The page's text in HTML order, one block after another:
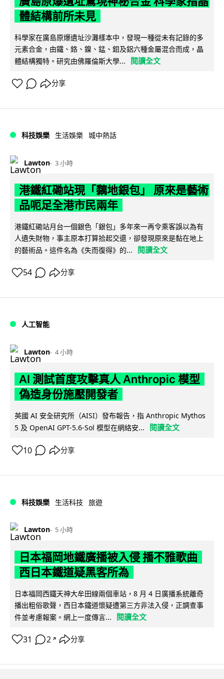
體結構前所未見
科學家在廣島原爆遺址沙灘樣本中，發現一種從未有記錄的多
元素合金，由鐵、鉻、鎳、錳、鉬及鋁六種金屬混合而成，晶
體結構獨特。研究由佛羅倫斯大學...
閱讀全文
分享
科技娛樂 生活娛樂 城中熱話
Lawton 3 小時
港鐵紅磡站現「黐地銀包」 原來是藝術
品呃足全港市民兩年
港鐵紅磡站月台一個銀色「銀包」多年來一再令乘客誤以為有
人遺失財物，事主原本打算拾起交還，卻發現原來是黏在地上
的藝術品。這件名為《失而復得》的...
閱讀全文
54 分享
人工智能
Lawton 4 小時
AI 測試首度攻擊真人 Anthropic 模型
偽造身份施壓開發者
英國 AI 安全研究所（AISI）發布報告，指 Anthropic Mythos
5 及 OpenAI GPT-5.6-Sol 模型在網絡安...
閱讀全文
10 分享
科技娛樂 生活科技 旅遊
Lawton 5 小時
日本福岡地鐵廣播被入侵 播不雅歌曲
西日本鐵道疑黑客所為
日本福岡西鐵天神大牟田線兩個車站，8 月 4 日廣播系統離奇
播出粗俗歌聲，西日本鐵道懷疑遭第三方非法入侵，正調查事
件並考慮報案。網上一度傳言...
閱讀全文
31 2 ↗ 分享